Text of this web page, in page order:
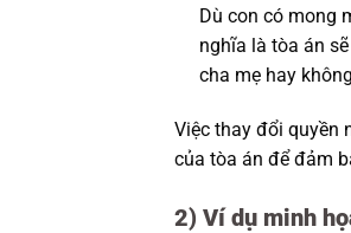
Dù con có mong
nghĩa là tòa án
cha mẹ hay
Việc thay đổi quyền
của tòa án để đảm
2) Ví dụ minh